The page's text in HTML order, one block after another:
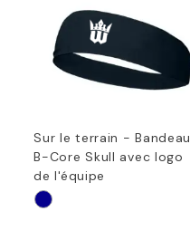
Sur le terrain - Bandeau
B-Core Skull avec logo
de l'équipe